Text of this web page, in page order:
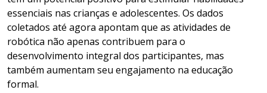
essenciais nas crianças e adolescentes. Os dados
coletados até agora apontam que as atividades de
robótica não apenas contribuem para o
desenvolvimento integral dos participantes, mas
também aumentam seu engajamento na educação
formal.